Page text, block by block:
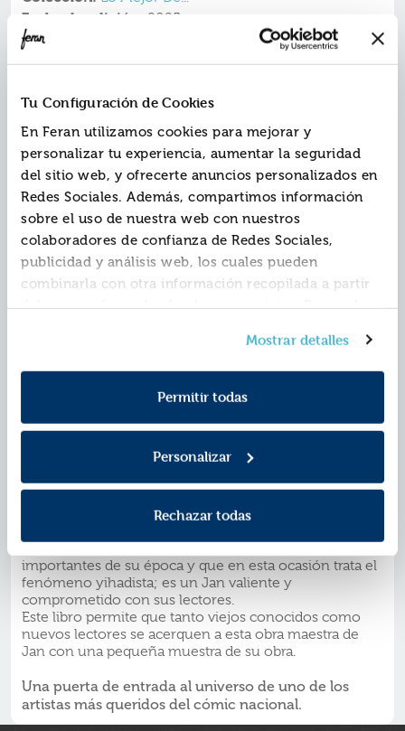
Tu Configuración de Cookies
En Feran utilizamos cookies para mejorar y
personalizar tu experiencia, aumentar la seguridad
del sitio web, y ofrecerte anuncios personalizados en
Redes Sociales. Además, compartimos información
sobre el uso de nuestra web con nuestros
colaboradores de confianza de Redes Sociales,
publicidad y análisis web, los cuales pueden
combinarla con otra información recopilada a partir
del uso que hayas hecho de sus servicios. Recuerda
consentimiento en cualquier momento. Para más
información consulta laPolítica de Cookiesy la
Política de Privacidad.
Mostrar detalles
Permitir todas
Personalizar
Rechazar todas
Fecha de edición: 2025
superhéroe nacional que se ha convertido en un
referente del humor más disparato, la parodia y la
crítica social.
Una edición cuidada, con prólogo y textos críticos del
divulgador de cómic Jordi Canyissà y material extra
que encantará a todos los seguidores de la icónica
colecciónLo mejor de...
Este tomo recoge una aventura por década
mostrar la evolución de la serie y certificar que Jan no
ha dejado nunca de reflexionar sobre su trabajo
buscando propuestas nuevas y renovadoras.
mitológico, el de títulos como el de la míticaLa caja de
amarilla(2005), que demuestra el buen hacer del
protagonista, así como su interés por introducir
referentes literarios o artísticos como el clásico Van
Gogh.
Mambrú se va a la guerra
importantes de su época y que en esta ocasión trata el
fenómeno yihadista; es un Jan valiente y
comprometido con sus lectores.
Este libro permite que tanto viejos conocidos como
nuevos lectores se acerquen a esta obra maestra de
Jan con una pequeña muestra de su obra.
Una puerta de entrada al universo de uno de los
artistas más queridos del cómic nacional.